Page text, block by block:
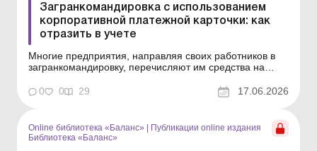
Загранкомандировка с использованием
корпоративной платежной карточки: как
отразить в учете
Многие предприятия, направляя своих работников в
загранкомандировку, перечисляют им средства на
расскажем, когда перечисленные средства считаются
выданными в подотчет и по какому курсу НБУ отражать
№ 11 &...
0 0 29 17.06.2026
Online библиотека «Баланс»
Публикации online издания
Библиотека «Баланс»